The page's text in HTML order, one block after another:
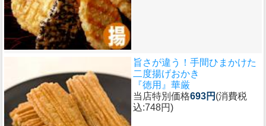
旨さが違う！手間ひまかけた
二度揚げおかき
『徳用』華厳
当店特別価格693円 (消費税
込:748円)